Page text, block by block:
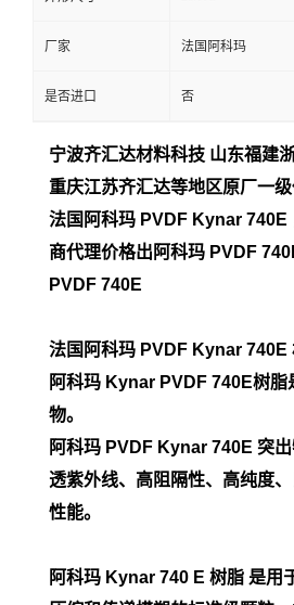
厂家 法国阿科玛
是否进口 否
宁波齐汇达材料科技 山东福建
重庆江苏齐汇达等地区原厂一
法国阿科玛 PVDF Kynar 740E
商代理价格出阿科玛 PVDF
PVDF 740E
法国阿科玛 PVDF Kynar 740E
阿科玛 Kynar PVDF 740E树脂
物。
阿科玛 PVDF Kynar 740E 突
透紫外线、高阻隔性、高纯度
性能。
阿科玛 Kynar 740 E 树脂 是用